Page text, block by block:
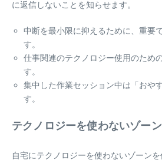
に返信しないことを知らせます。
中断を最小限に抑えるために、重要
す。
仕事関連のテクノロジー使用のため
す。
集中した作業セッション中は「おや
す。
テクノロジーを使わないゾー
自宅にテクノロジーを使わないゾーン